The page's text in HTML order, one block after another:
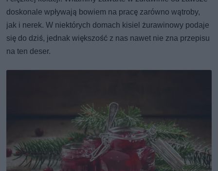
doskonale wpływają bowiem na pracę zarówno wątroby,
jak i nerek. W niektórych domach kisiel żurawinowy podaje
się do dziś, jednak większość z nas nawet nie zna przepisu
na ten deser.